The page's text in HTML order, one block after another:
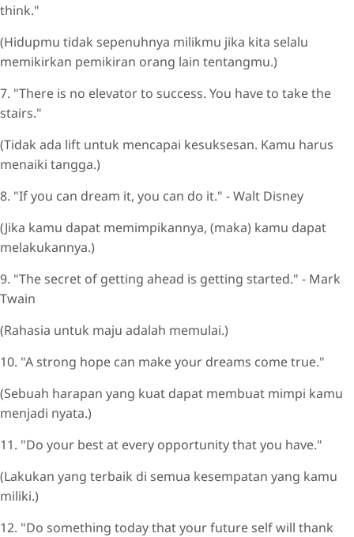
think."
(Hidupmu tidak sepenuhnya milikmu jika kita selalu
memikirkan pemikiran orang lain tentangmu.)
7. "There is no elevator to success. You have to take the
stairs."
(Tidak ada lift untuk mencapai kesuksesan. Kamu harus
menaiki tangga.)
8. "If you can dream it, you can do it." - Walt Disney
(Jika kamu dapat memimpikannya, (maka) kamu dapat
melakukannya.)
9. "The secret of getting ahead is getting started." - Mark
Twain
(Rahasia untuk maju adalah memulai.)
10. "A strong hope can make your dreams come true."
(Sebuah harapan yang kuat dapat membuat mimpi kamu
menjadi nyata.)
11. "Do your best at every opportunity that you have."
(Lakukan yang terbaik di semua kesempatan yang kamu
miliki.)
12. "Do something today that your future self will thank